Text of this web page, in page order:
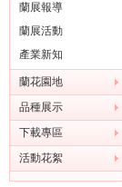
灣
蘭展報導
蘭展活動
產業新知
蘭花園地
品種展示
下載專區
活動花絮